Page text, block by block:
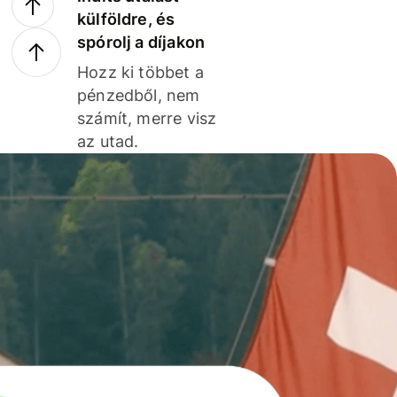
külföldre, és
spórolj a díjakon
Hozz ki többet a
pénzedből, nem
számít, merre visz
az utad.